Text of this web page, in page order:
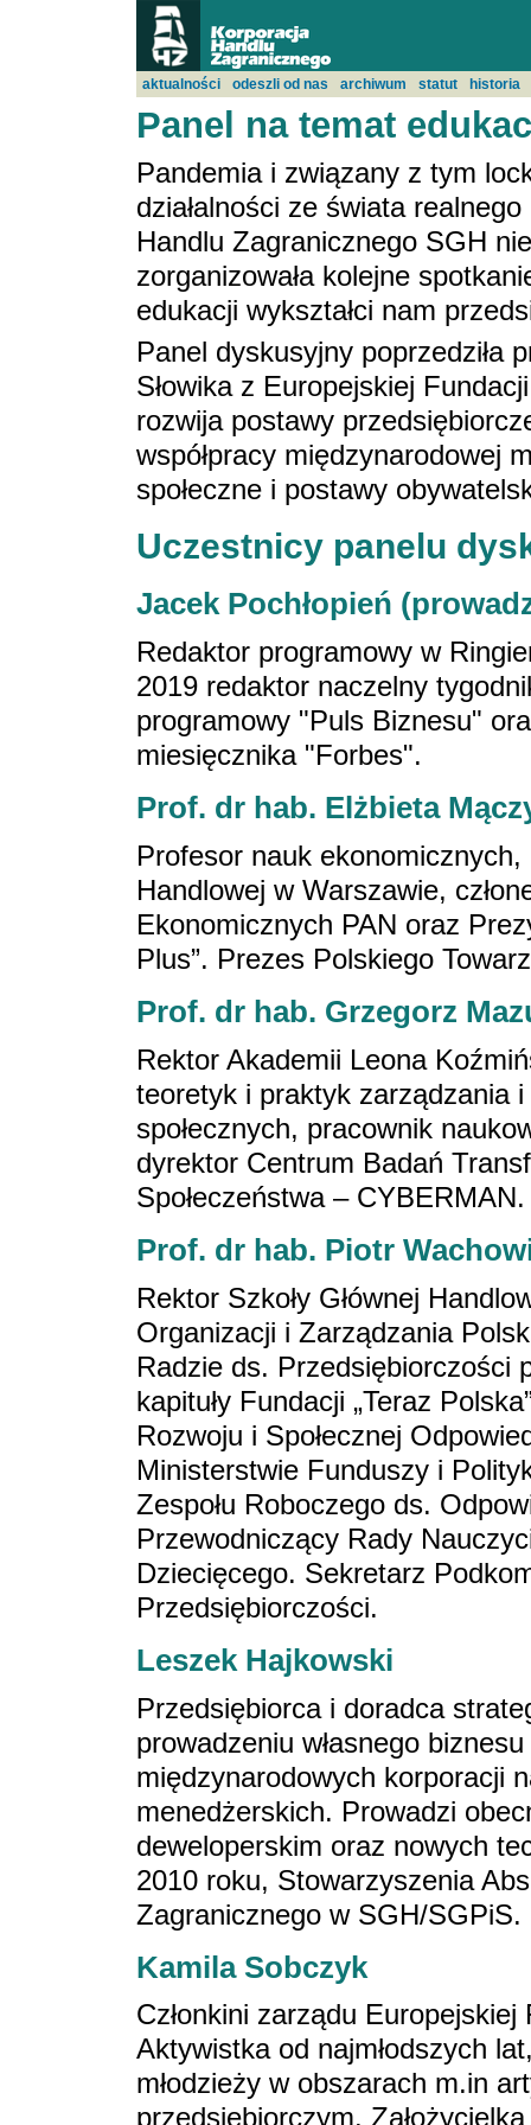
aktualności odeszli od nas archiwum statut historia
Panel na temat
Pandemia i związany z tym
działalności ze świata
Handlu Zagranicznego SGH
zorganizowała kolejne
edukacji wykształci nam
Panel dyskusyjny poprzedziła
Słowika z Europejskiej
rozwija postawy
współpracy międzynarodowej
społeczne i postawy
Uczestnicy panelu
Jacek Pochłopień
Redaktor programowy w
2019 redaktor naczelny
programowy "Puls Biznesu"
miesięcznika "Forbes".
Prof. dr hab. Elżbieta
Profesor nauk ekonomicznych,
Handlowej w Warszawie,
Ekonomicznych PAN oraz
Plus”. Prezes Polskiego
Prof. dr hab. Grzegorz
Rektor Akademii Leona
teoretyk i praktyk zarządzania
społecznych, pracownik
dyrektor Centrum Badań
Społeczeństwa – CYBERMAN.
Prof. dr hab. Piotr
Rektor Szkoły Głównej
Organizacji i Zarządzania
Radzie ds. Przedsiębiorczości
kapituły Fundacji „Teraz
Rozwoju i Społecznej
Ministerstwie Funduszy i
Zespołu Roboczego ds.
Przewodniczący Rady
Dziecięcego. Sekretarz
Przedsiębiorczości.
Leszek Hajkowski
Przedsiębiorca i doradca
prowadzeniu własnego
międzynarodowych korporacji
menedżerskich. Prowadzi
deweloperskim oraz nowych
2010 roku, Stowarzyszenia
Zagranicznego w SGH/SGPiS.
Kamila Sobczyk
Członkini zarządu
Aktywistka od najmłodszych
młodzieży w obszarach m.in
przedsiębiorczym.